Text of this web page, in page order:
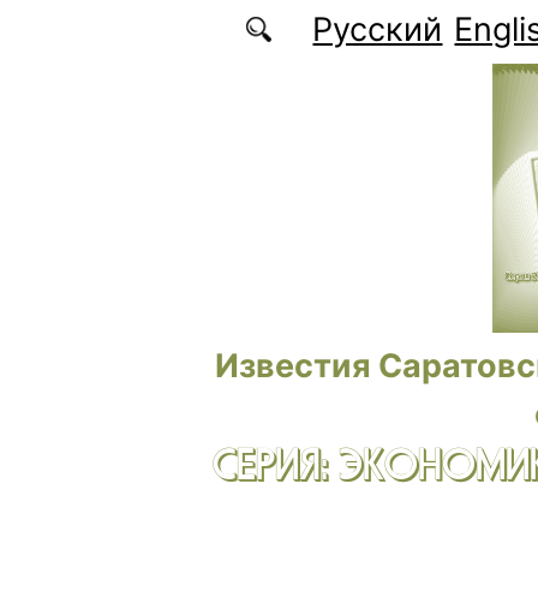
Перейти к основному содержаниюРусский
Известия
СЕРИЯ: